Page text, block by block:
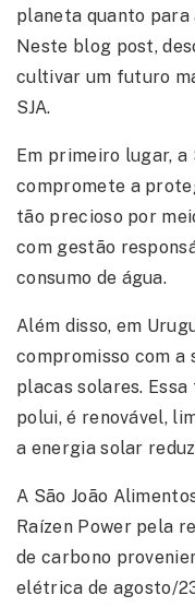
MARCAS
IMAGENS
CONTATO
planeta quanto para
Neste blog post,
cultivar um futuro
SJA.
Em primeiro lugar, a
compromete a
tão precioso por
com gestão
consumo de água.
Além disso, em
compromisso com
placas solares.
polui, é renovável,
a energia solar
A São João
Raízen Power pela
de carbono
elétrica de agosto/